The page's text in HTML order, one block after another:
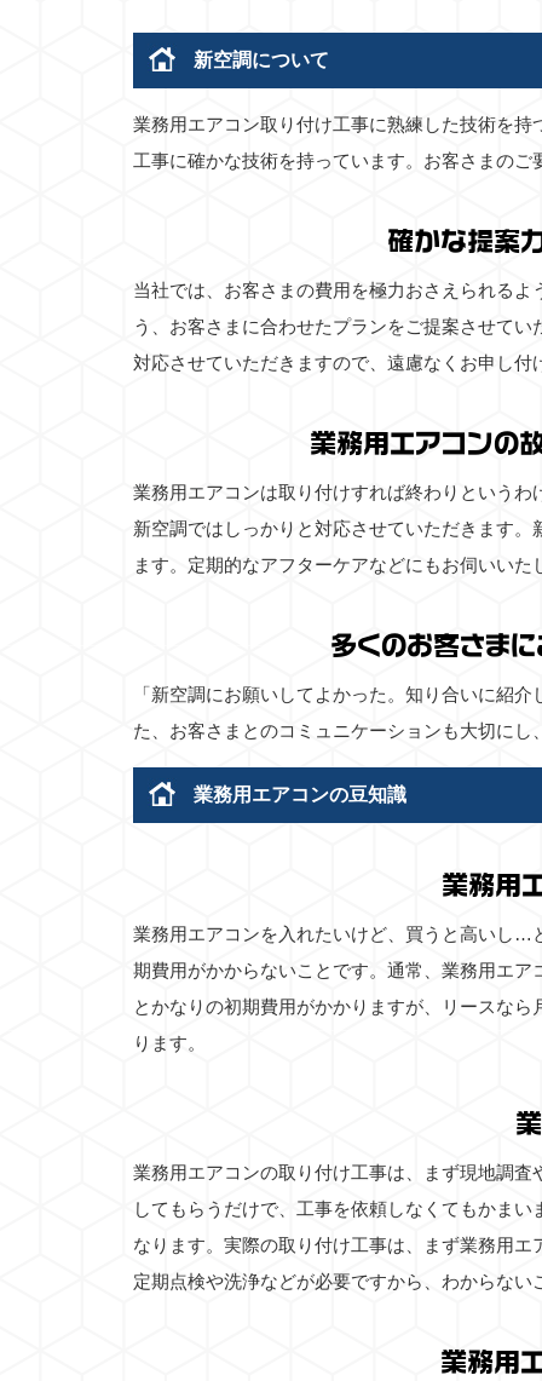
新空調について
業務用エアコン取り付け工事に熟練した技術を
工事に確かな技術を持っています。お客さまの
確かな提案
当社では、お客さまの費用を極力おさえられる
う、お客さまに合わせたプランをご提案させて
対応させていただきますので、遠慮なくお申し付
業務用エアコンの
業務用エアコンは取り付けすれば終わりという
新空調ではしっかりと対応させていただきます
ます。定期的なアフターケアなどにもお伺いい
多くのお客さま
「新空調にお願いしてよかった。知り合いに紹
た、お客さまとのコミュニケーションも大切に
業務用エアコンの豆知識
業務用
業務用エアコンを入れたいけど、買うと高いし…
期費用がかからないことです。通常、業務用エ
とかなりの初期費用がかかりますが、リースな
ります。
業務用エアコンの取り付け工事は、まず現地調
してもらうだけで、工事を依頼しなくてもかま
なります。実際の取り付け工事は、まず業務用
定期点検や洗浄などが必要ですから、わからな
業務用